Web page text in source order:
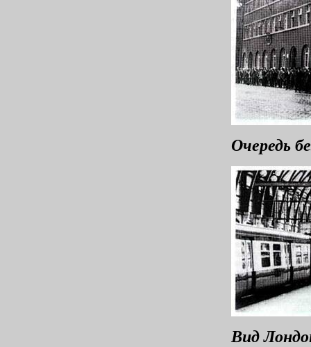
Очередь
Вид